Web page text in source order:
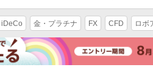
iDeCo 金・プラチナ FX CFD ロボ